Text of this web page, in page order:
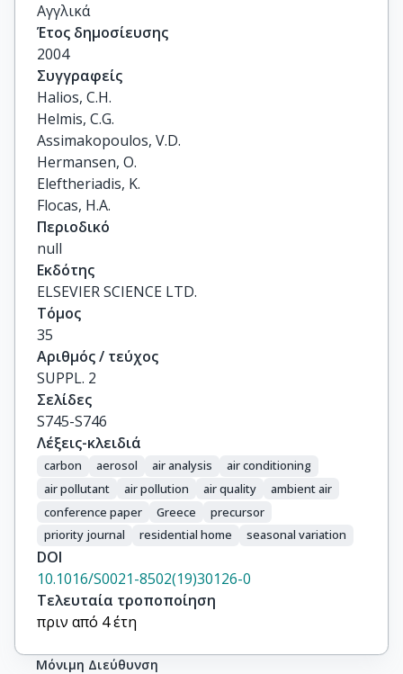
Αγγλικά
Έτος δημοσίευσης
2004
Συγγραφείς
Halios, C.H.
Helmis, C.G.
Assimakopoulos, V.D.
Hermansen, O.
Eleftheriadis, K.
Flocas, H.A.
Περιοδικό
null
Εκδότης
ELSEVIER SCIENCE LTD.
Τόμος
35
Αριθμός / τεύχος
SUPPL. 2
Σελίδες
S745-S746
Λέξεις-κλειδιά
carbon aerosol air analysis
air conditioning
air pollutant
air pollution air quality
ambient air
conference paper
Greece
precursor
priority journal
residential home seasonal variation
DOI
10.1016/S0021-8502(19)30126-0
Τελευταία τροποποίηση
πριν από 4 έτη
Μόνιμη Διεύθυνση